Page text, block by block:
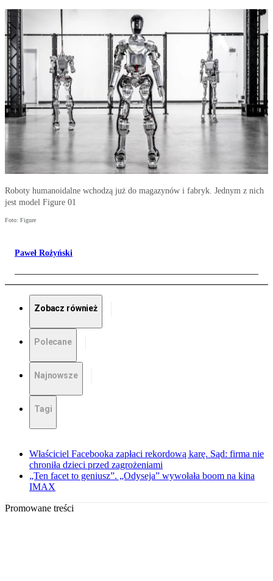
Roboty humanoidalne wchodzą już do magazynów i fabryk. Jednym z nich
jest model Figure 01
Foto: Figure
Paweł Rożyński
Zobacz również
Polecane
Najnowsze
Tagi
Właściciel Facebooka zapłaci rekordową karę. Sąd: firma nie
chroniła dzieci przed zagrożeniami
„Ten facet to geniusz”. „Odyseja” wywołała boom na kina
IMAX
Promowane treści